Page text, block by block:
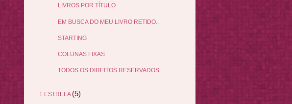
LIVROS POR TÍTULO
EM BUSCA DO MEU LIVRO RETIDO..
STARTING
COLUNAS FIXAS
TODOS OS DIREITOS RESERVADOS
1 ESTRELA (5)